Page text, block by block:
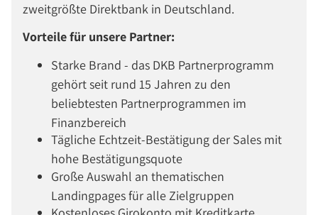
zweitgrößte Direktbank in Deutschland.
Vorteile für unsere Partner:
Starke Brand - das DKB Partnerprogramm
gehört seit rund 15 Jahren zu den
beliebtesten Partnerprogrammen im
Finanzbereich
Tägliche Echtzeit-Bestätigung der Sales mit
hohe Bestätigungsquote
Große Auswahl an thematischen
Landingpages für alle Zielgruppen